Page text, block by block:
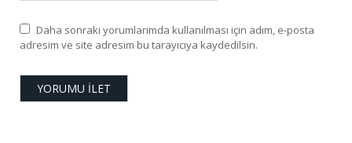
Daha sonraki yorumlarımda kullanılması için adım, e-posta
adresim ve site adresim bu tarayıcıya kaydedilsin.